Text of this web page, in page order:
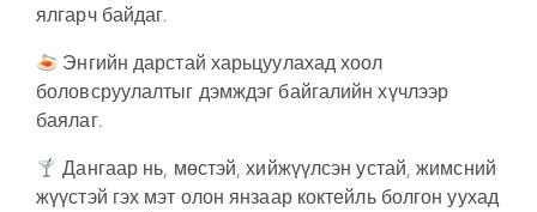
ялгарч байдаг.
Энгийн дарстай харьцуулахад хоол
боловсруулалтыг дэмждэг байгалийн хүчлээр
баялаг.
Дангаар нь, мөстэй, хийжүүлсэн устай, жимсний
жүүстэй гэх мэт олон янзаар коктейль болгон уухад